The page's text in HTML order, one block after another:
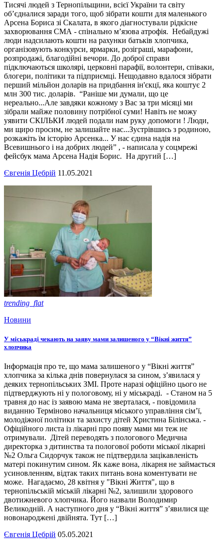
Тисячі людей з Тернопільщини, всієї України та світу
об’єдналися заради того, щоб зібрати кошти для маленького
Арсена Бориса зі Скалата, в якого діагностували рідкісне
захворювання СМА - спінально м’язова атрофія. Небайдужі
люди надсилають кошти на рахунки батьків хлопчика,
організовують конкурси, ярмарки, розіграші, марафони,
розпродажі, благодійні вечори. До доброї справи
підключаються школярі, церковні парафії, волонтери, співаки,
блогери, політики та підприємці. Нещодавно вдалося зібрати
перший мільйон доларів на придбання ін'єкцї, яка коштує 2
млн 300 тис. доларів. “Раніше ми думали, що це
нереально...Але завдяки кожному з Вас за три місяці ми
зібрали майже половину потрібної суми! Навіть не можу
уявити СКІЛЬКИ людей подали нам руку допомоги ! Люди,
ми щиро просим, не залишайте нас...Зустрівшись з родиною,
розкажіть їм історію Арсенка... У нас єдина надія на
Всевишнього і на добрих людей” , - написала у соцмрежі
фейсбук мама Арсена Надія Борис. На другий […]
Євгенія Цебрій 11.05.2021
trending_flat
Новини
У міськраді чекають на заяву мами залишеного у “Вікні життя”
хлопчика
Інформація про те, що мама залишеного у “Вікні життя”
хлопчика за кілька днів повернулася за сином, з’явилася у
деяких тернопільських ЗМІ. Проте наразі офіційно цього не
підтверджують ні у пологовому, ні у міськраді. - Станом на 5
травня до нас із заявою мама не зверталася, - повідомила
виданню Терміново начальниця міського управління сім’ї,
молодіжної політики та захисту дітей Христина Білінська. -
Офіційного листа із лікарні про появу мами ми теж не
отримували. Дітей переводять з пологового Медична
директорка з дитинства та пологової роботи міської лікарні
№2 Ольга Сидорчук також не підтвердила зацікавленість
матері покинутим сином. Як каже вона, лікарня не займається
усиновленням, відтак таких питань вона коментувати не
може. Нагадаємо, 28 квітня у "Вікні Життя", що в
тернопільській міській лікарні №2, залишили здорового
двотижневого хлопчика. Його назвали Володимир
Великодній. А наступного дня у “Вікні життя” з’явилися ще
новонароджені двійнята. Тут […]
Євгенія Цебрій 05.05.2021